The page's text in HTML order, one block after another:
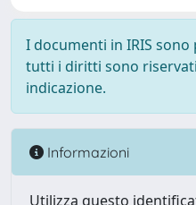
I documenti in IRIS
tutti i diritti sono
indicazione.
Informazioni
Utilizza questo